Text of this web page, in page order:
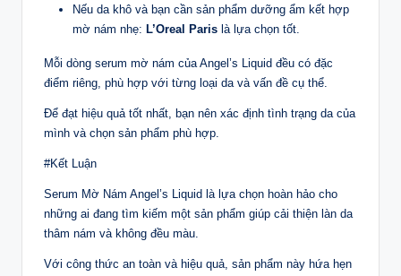
Nếu da khô và bạn cần sản phẩm dưỡng ẩm kết hợp
mờ nám nhẹ: L’Oreal Paris là lựa chọn tốt.
Mỗi dòng serum mờ nám của Angel’s Liquid đều có đặc
điểm riêng, phù hợp với từng loại da và vấn đề cụ thể.
Để đạt hiệu quả tốt nhất, bạn nên xác định tình trạng da của
mình và chọn sản phẩm phù hợp.
#Kết Luận
Serum Mờ Nám Angel’s Liquid là lựa chọn hoàn hảo cho
những ai đang tìm kiếm một sản phẩm giúp cải thiện làn da
thâm nám và không đều màu.
Với công thức an toàn và hiệu quả, sản phẩm này hứa hẹn